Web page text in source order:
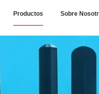
Productos Sobre